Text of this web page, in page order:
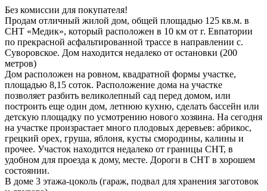
Без комиссии для покупателя!
Продам отличный жилой дом, общей площадью 125 кв.м. в
СНТ «Медик», который расположен в 10 км от г. Евпатории
по прекрасной асфальтированной трассе в направлении с.
Суворовское. Дом находится недалеко от остановки (200
метров)
Дом расположен на ровном, квадратной формы участке,
площадью 8,15 соток. Расположение дома на участке
позволяет разбить великолепный сад перед домом, или
построить еще один дом, летнюю кухню, сделать бассейн или
детскую площадку по усмотрению нового хозяина. На сегодня
на участке произрастает много плодовых деревьев: абрикос,
грецкий орех, груша, яблоня, кусты смородины, калины и
прочее. Участок находится недалеко от границы СНТ, в
удобном для проезда к дому, месте. Дороги в СНТ в хорошем
состоянии.
В доме 3 этажа-цоколь (гараж, подвал для хранения заготовок